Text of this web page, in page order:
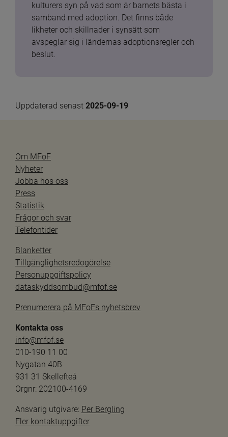
kulturers syn på vad som är barnets bästa i
samband med adoption. Det finns både
likheter och skillnader i synsätt som
avspeglar sig i ländernas adoptionsregler och
beslut.
Uppdaterad senast 2025-09-19
Om MFoF
Nyheter
Jobba hos oss
Press
Statistik
Frågor och svar
Telefontider
Blanketter
Tillgänglighetsredogörelse
Personuppgiftspolicy
dataskyddsombud@mfof.se
Prenumerera på MFoFs nyhetsbrev
Kontakta oss
info@mfof.se
010-190 11 00
Nygatan 40B
931 31 Skellefteå
Orgnr: 202100-4169
Ansvarig utgivare: Per Bergling
Fler kontaktuppgifter